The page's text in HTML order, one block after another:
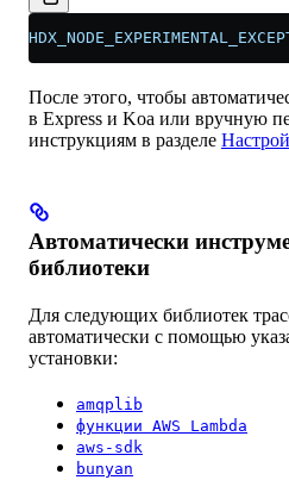
После этого, чтобы
в Express и Koa или вручную
инструкциям в разделе
Автоматически
библиотеки
Для следующих библиотек
автоматически с помощью
установки:
amqplib
функции AWS Lambda
aws-sdk
bunyan